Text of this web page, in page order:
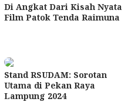
Di Angkat Dari Kisah Nyata
Film Patok Tenda Raimuna
Stand RSUDAM: Sorotan
Utama di Pekan Raya
Lampung 2024